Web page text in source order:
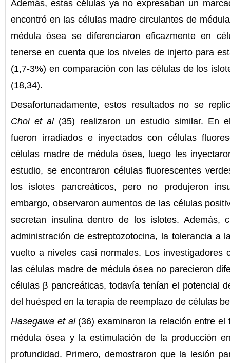
Además, estas células ya no expresaban un
encontró en las células madre circulantes de
médula ósea se diferenciaron eficazmente en
tenerse en cuenta que los niveles de injerto para
(1,7-3%) en comparación con las células de los
(18,34).
Desafortunadamente, estos resultados no se
Choi et al(35) realizaron un estudio similar. En
fueron irradiados e inyectados con células
células madre de médula ósea, luego les
estudio, se encontraron células fluorescentes
los islotes pancreáticos, pero no produjeron
embargo, observaron aumentos de las células
secretan insulina dentro de los islotes. Además,
administración de estreptozotocina, la tolerancia a
vuelto a niveles casi normales. Los investigadores
las células madre de médula ósea no parecieron
células β pancreáticas, todavía tenían el potencial
del huésped en la terapia de reemplazo de células
Hasegawa et al(36) examinaron la relación entre el
médula ósea y la estimulación de la producción
profundidad. Primero, demostraron que la lesión